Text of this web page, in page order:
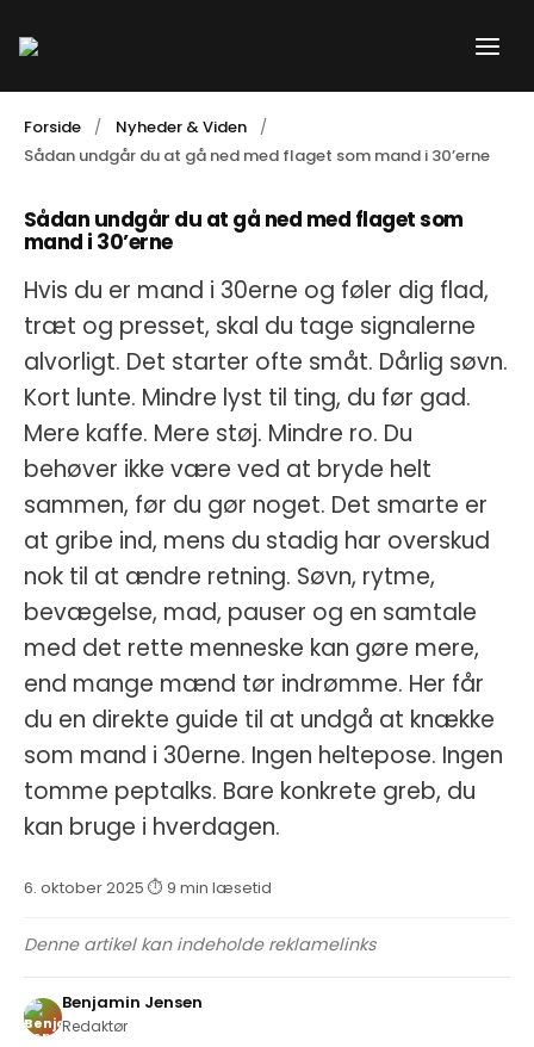
indholdet
Forside
Nyheder & Viden
Sådan undgår du at gå ned med flaget som mand i 30’erne
Sådan undgår du at gå ned med flaget som
mand i 30’erne
Hvis du er mand i 30erne og føler dig flad,
træt og presset, skal du tage signalerne
alvorligt. Det starter ofte småt. Dårlig søvn.
Kort lunte. Mindre lyst til ting, du før gad.
Mere kaffe. Mere støj. Mindre ro. Du
behøver ikke være ved at bryde helt
sammen, før du gør noget. Det smarte er
at gribe ind, mens du stadig har overskud
nok til at ændre retning. Søvn, rytme,
bevægelse, mad, pauser og en samtale
med det rette menneske kan gøre mere,
end mange mænd tør indrømme. Her får
du en direkte guide til at undgå at knække
som mand i 30erne. Ingen heltepose. Ingen
tomme peptalks. Bare konkrete greb, du
kan bruge i hverdagen.
6. oktober 2025·⏱ 9 min læsetid·
Denne artikel kan indeholde reklamelinks
Benjamin Jensen
Redaktør